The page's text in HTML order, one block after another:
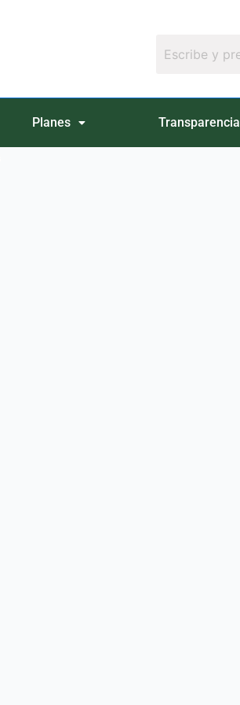
Planes Transparencia